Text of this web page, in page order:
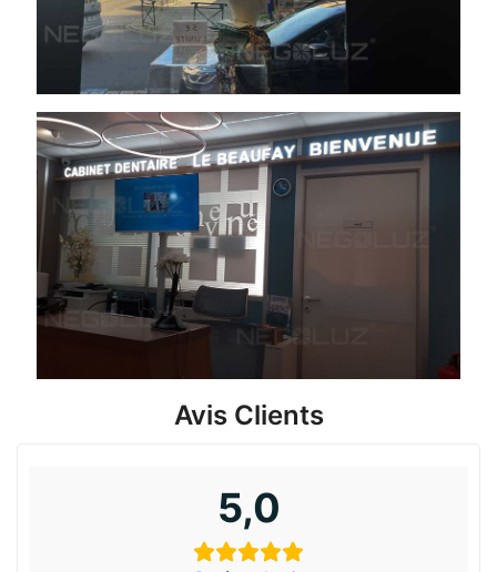
Avis Clients
5,0